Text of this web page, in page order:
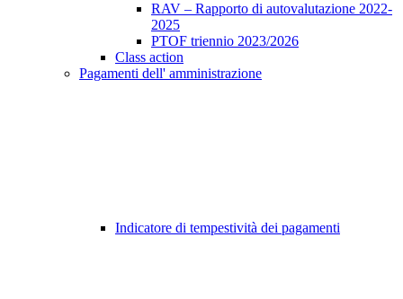
RAV – Rapporto di autovalutazione 2022-
2025
PTOF triennio 2023/2026
Class action
Pagamenti dell' amministrazione
Indicatore di tempestività dei pagamenti